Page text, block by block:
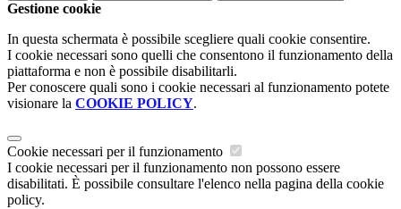
Gestione cookie
In questa schermata è possibile scegliere quali cookie consentire.
I cookie necessari sono quelli che consentono il funzionamento della
piattaforma e non è possibile disabilitarli.
Per conoscere quali sono i cookie necessari al funzionamento potete
visionare la COOKIE POLICY.
Cookie necessari per il funzionamento
I cookie necessari per il funzionamento non possono essere
disabilitati. È possibile consultare l'elenco nella pagina della cookie
policy.